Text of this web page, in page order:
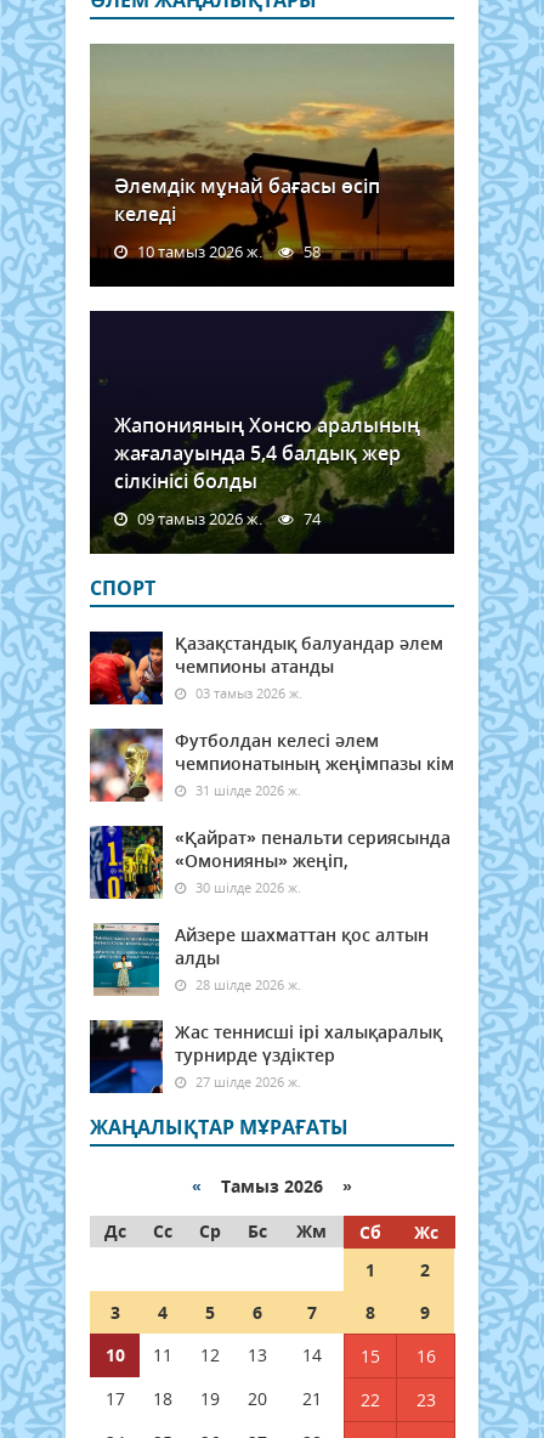
Әлемдік мұнай бағасы өсіп
келеді
10 тамыз 2026 ж. 58
Жапонияның Хонсю аралының
жағалауында 5,4 балдық жер
сілкінісі болды
09 тамыз 2026 ж. 74
СПОРТ
Қазақстандық балуандар әлем
чемпионы атанды
03 тамыз 2026 ж.
Футболдан келесі әлем
чемпионатының жеңімпазы кім
31 шілде 2026 ж.
«Қайрат» пенальти сериясында
«Омонияны» жеңіп,
30 шілде 2026 ж.
Айзере шахматтан қос алтын
алды
28 шілде 2026 ж.
Жас теннисші ірі халықаралық
турнирде үздіктер
27 шілде 2026 ж.
ЖАҢАЛЫҚТАР МҰРАҒАТЫ
« Тамыз 2026 »
Дс
Сс Ср Бс Жм Сб
Жс
1
2
3
4 5 6 7 8
9
10
11 12 13 14 15
16
17
18 19 20 21 22
23